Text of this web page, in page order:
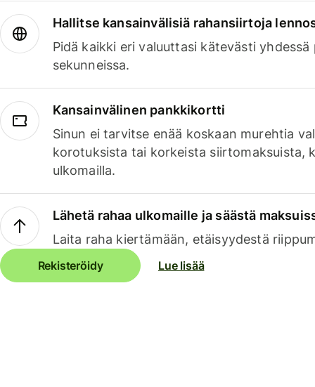
Hallitse kansainvälisiä rahansiirtoja
Pidä kaikki eri valuuttasi kätevästi yhdessä
sekunneissa.
Kansainvälinen pankkikortti
Sinun ei tarvitse enää koskaan murehtia
korotuksista tai korkeista siirtomaksuista,
ulkomailla.
Lähetä rahaa ulkomaille ja säästä
Laita raha kiertämään, etäisyydestä
Rekisteröidy Lue lisää